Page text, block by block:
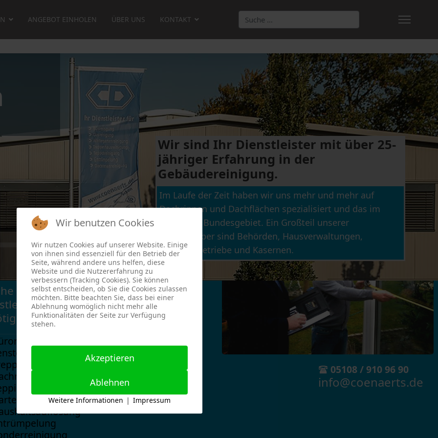
ANGEBOT EINHOLEN ÜBER UNS KONTAKT
Suchen
Wir sind Ihr Dienstleister mit über 25-
jähriger Erfahrung in der
Gebäudereinigung.
Im Laufe der Zeit haben wir uns mehr und mehr auf
Dachrinnen und Dachflächen spezialisiert und das im
gesamten Bundesgebiet. Ein Großteil unserer
Auftraggeber sind Behörden, Hausverwaltungen,
Industriebetriebe und Kasernen.
Bitte die E-Mail-Adresse des Benutzerkontos
eingeben. Ein Bestätigungscode wird dann an
diese verschickt. Sobald der Code vorliegt, kann
ein neues Passwort für das Benutzerkonto
festgelegt werden.
E-Mail-Adresse *
unserer
Sie?
05108 / 910 96 90
info@coenaerts.de
Wir benutzen Cookies
Wir nutzen Cookies auf unserer Website. Einige
von ihnen sind essenziell für den Betrieb der
Seite, während andere uns helfen, diese
Website und die Nutzererfahrung zu
verbessern (Tracking Cookies). Sie können
selbst entscheiden, ob Sie die Cookies zulassen
möchten. Bitte beachten Sie, dass bei einer
Ablehnung womöglich nicht mehr alle
Funktionalitäten der Seite zur Verfügung
stehen.
Akzeptieren
Ablehnen
Weitere Informationen | Impressum